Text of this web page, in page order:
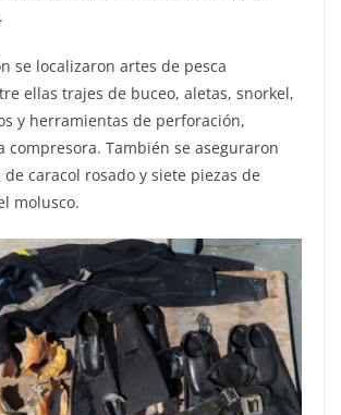
se localizaron artes de pesca
ellas trajes de buceo, aletas, snorkel,
y herramientas de perforación,
compresora. También se aseguraron
de caracol rosado y siete piezas de
molusco.